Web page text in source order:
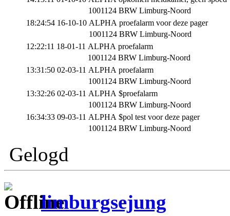
1001124 BRW Limburg-Noord
18:24:54 16-10-10 ALPHA proefalarm voor deze pager
1001124 BRW Limburg-Noord
12:22:11 18-01-11 ALPHA proefalarm
1001124 BRW Limburg-Noord
13:31:50 02-03-11 ALPHA proefalarm
1001124 BRW Limburg-Noord
13:32:26 02-03-11 ALPHA $proefalarm
1001124 BRW Limburg-Noord
16:34:33 09-03-11 ALPHA $pol test voor deze pager
1001124 BRW Limburg-Noord
Gelogd
limburgsejung